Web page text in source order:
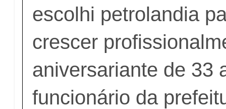
escolhi petrolandia
crescer
aniversariante de 33
funcionário da